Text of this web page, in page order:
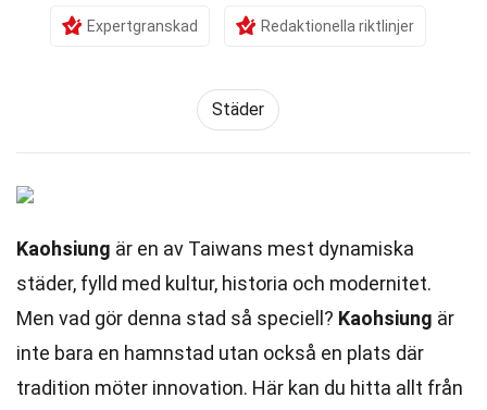
Expertgranskad Redaktionella riktlinjer
Städer
Kaohsiung är en av Taiwans mest dynamiska
städer, fylld med kultur, historia och modernitet.
Men vad gör denna stad så speciell? Kaohsiung är
inte bara en hamnstad utan också en plats där
tradition möter innovation. Här kan du hitta allt från